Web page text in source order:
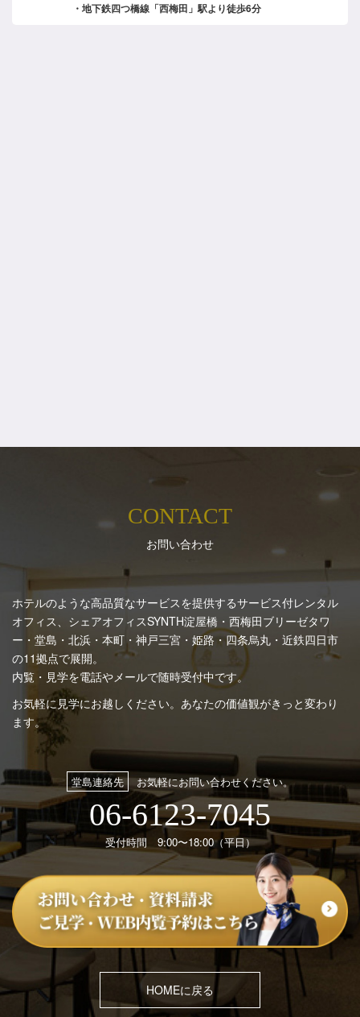
・地下鉄四つ橋線「西梅田」駅より徒歩6分
CONTACT
お問い合わせ
ホテルのような高品質なサービスを提供するサービス付レンタル
オフィス、シェアオフィスSYNTH淀屋橋・西梅田ブリーゼタワ
ー・堂島・北浜・本町・神戸三宮・姫路・四条烏丸・近鉄四日市
の11拠点で展開。
内覧・見学を電話やメールで随時受付中です。
お気軽に見学にお越しください。あなたの価値観がきっと変わり
ます。
堂島連絡先 お気軽にお問い合わせください。
06-6123-7045
受付時間 9:00〜18:00（平日）
HOMEに戻る